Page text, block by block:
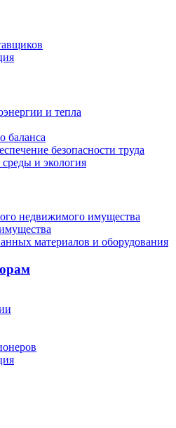
и тепла
баланса
безопасности труда
и экология
недвижимого имущества
материалов и оборудования